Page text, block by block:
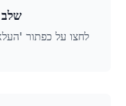
שלב 1: העלו את התמונה שלכם
לחצו על כפתור